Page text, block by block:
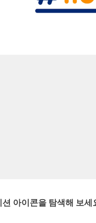
아이콘을 탐색해 보세